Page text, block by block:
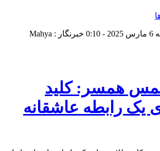
خبرنگار : Mahya
همسر: کلید
یک رابطه عاشقانه